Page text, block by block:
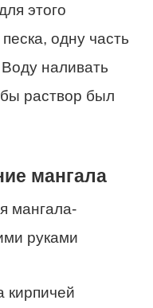
этого
одну часть
наливать
раствор был
мангала
мангала-
руками
кирпичей